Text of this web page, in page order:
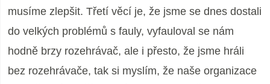
musíme zlepšit. Třetí věcí je, že jsme se dnes dostali
do velkých problémů s fauly, vyfauloval se nám
hodně brzy rozehrávač, ale i přesto, že jsme hráli
bez rozehrávače, tak si myslím, že naše organizace